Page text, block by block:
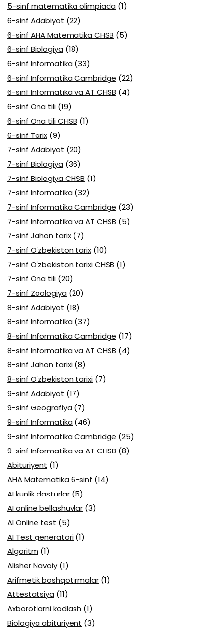
5-sinf matematika olimpiada (1)
6-sinf Adabiyot (22)
6-sinf AHA Matematika CHSB (5)
6-sinf Biologiya (18)
6-sinf Informatika (33)
6-sinf Informatika Cambridge (22)
6-sinf Informatika va AT CHSB (4)
6-sinf Ona tili (19)
6-sinf Ona tili CHSB (1)
6-sinf Tarix (9)
7-sinf Adabiyot (20)
7-sinf Biologiya (36)
7-sinf Biologiya CHSB (1)
7-sinf Informatika (32)
7-sinf Informatika Cambridge (23)
7-sinf Informatika va AT CHSB (5)
7-sinf Jahon tarix (7)
7-sinf O'zbekiston tarix (10)
7-sinf O'zbekiston tarixi CHSB (1)
7-sinf Ona tili (20)
7-sinf Zoologiya (20)
8-sinf Adabiyot (18)
8-sinf Informatika (37)
8-sinf Informatika Cambridge (17)
8-sinf Informatika va AT CHSB (4)
8-sinf Jahon tarixi (8)
8-sinf O'zbekiston tarixi (7)
9-sinf Adabiyot (17)
9-sinf Geografiya (7)
9-sinf Informatika (46)
9-sinf Informatika Cambridge (25)
9-sinf Informatika va AT CHSB (8)
Abituriyent (1)
AHA Matematika 6-sinf (14)
AI kunlik dasturlar (5)
AI online bellashuvlar (3)
AI Online test (5)
AI Test generatori (1)
Algoritm (1)
Alisher Navoiy (1)
Arifmetik boshqotirmalar (1)
Attestatsiya (11)
Axborotlarni kodlash (1)
Biologiya abituriyent (3)